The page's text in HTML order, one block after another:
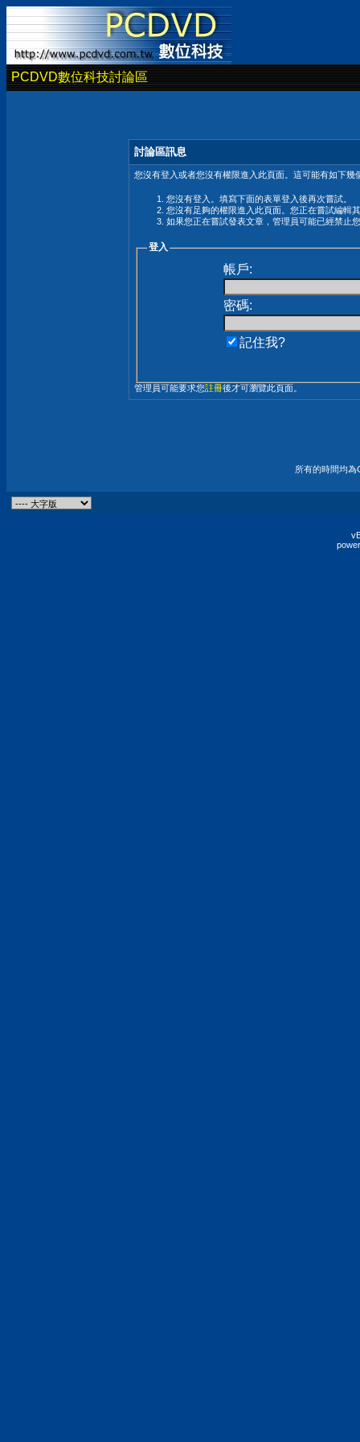
PCDVD數位科技討論區
討論區訊息
您沒有登入或者您沒有權限進入此頁面。這可能有如下幾
您沒有登入。填寫下面的表單登入後再次嘗試。
您沒有足夠的權限進入此頁面。您正在嘗試編輯
如果您正在嘗試發表文章，管理員可能已經禁止
登入
帳戶:
密碼:
記住我?
管理員可能要求您註冊後才可瀏覽此頁面。
所有的時間均為